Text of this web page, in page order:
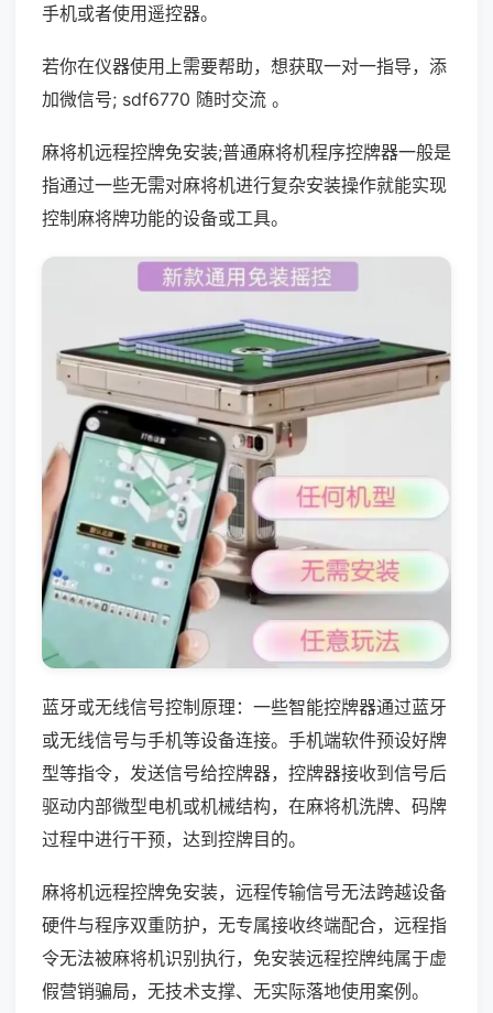
手机或者使用遥控器。
若你在仪器使用上需要帮助，想获取一对一指导，添
加微信号; sdf6770 随时交流 。
麻将机远程控牌免安装;普通麻将机程序控牌器一般是
指通过一些无需对麻将机进行复杂安装操作就能实现
控制麻将牌功能的设备或工具。
蓝牙或无线信号控制原理：一些智能控牌器通过蓝牙
或无线信号与手机等设备连接。手机端软件预设好牌
型等指令，发送信号给控牌器，控牌器接收到信号后
驱动内部微型电机或机械结构，在麻将机洗牌、码牌
过程中进行干预，达到控牌目的。
麻将机远程控牌免安装，远程传输信号无法跨越设备
硬件与程序双重防护，无专属接收终端配合，远程指
令无法被麻将机识别执行，免安装远程控牌纯属于虚
假营销骗局，无技术支撑、无实际落地使用案例。